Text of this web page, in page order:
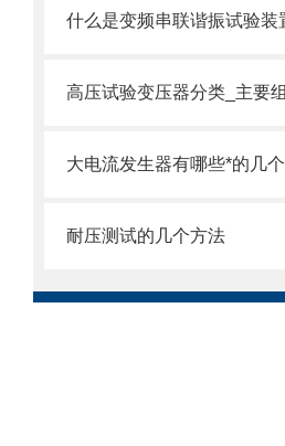
什么是变频串联谐振试验装
大电流发生器有哪些*的几
耐压测试的几个方法